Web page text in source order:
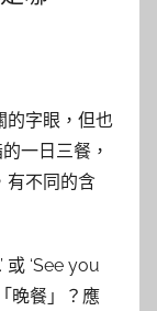
的字眼，但也
一日三餐，
有不同的含
或 ‘See you
晚餐」？應